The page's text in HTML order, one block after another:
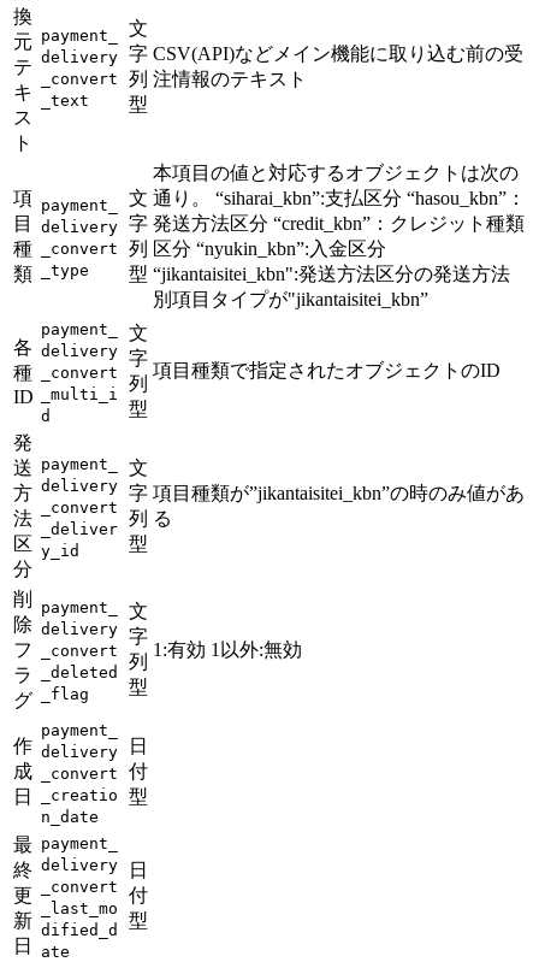
換
元
テ
キ
ス
ト
payment_
delivery
_convert
_text
文
字
列
型
CSV(API)などメイン機能に取り込む前の受
注情報のテキスト
項
目
種
類
payment_
delivery
_convert
_type
文
字
列
型
本項目の値と対応するオブジェクトは次の
通り。 “siharai_kbn”:支払区分 “hasou_kbn”：
発送方法区分 “credit_kbn”：クレジット種類
区分 “nyukin_kbn”:入金区分
“jikantaisitei_kbn":発送方法区分の発送方法
別項目タイプが"jikantaisitei_kbn”
各
種
ID
payment_
delivery
_convert
_multi_i
d
文
字
列
型
項目種類で指定されたオブジェクトのID
発
送
方
法
区
分
payment_
delivery
_convert
_deliver
y_id
文
字
列
型
項目種類が”jikantaisitei_kbn”の時のみ値があ
る
削
除
フ
ラ
グ
payment_
delivery
_convert
_deleted
_flag
文
字
列
型
1:有効 1以外:無効
作
成
日
payment_
delivery
_convert
_creatio
n_date
日
付
型
最
終
更
新
日
payment_
delivery
_convert
_last_mo
dified_d
ate
日
付
型